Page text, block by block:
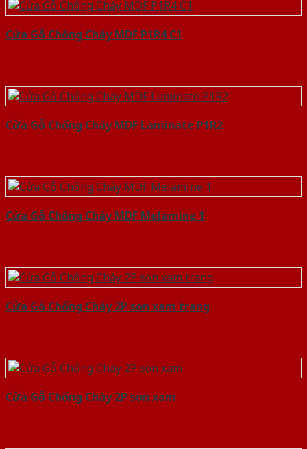
Cửa Gỗ Chống Cháy MDF P1R4 C1
Cửa Gỗ Chống Cháy MDF Laminate P1R2
Cửa Gỗ Chống Cháy MDF Melamine 1
Cửa Gỗ Chống Cháy 2P son xam trang
Cửa Gỗ Chống Cháy 2P son xam